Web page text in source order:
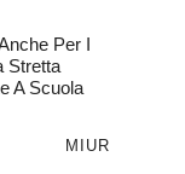
Per I
Stretta
A Scuola
MIUR